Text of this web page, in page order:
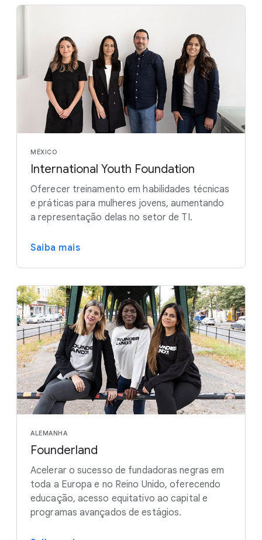
MÉXICO
International Youth Foundation
Oferecer treinamento em habilidades técnicas
e práticas para mulheres jovens, aumentando
a representação delas no setor de TI.
Saiba mais
ALEMANHA
Founderland
Acelerar o sucesso de fundadoras negras em
toda a Europa e no Reino Unido, oferecendo
educação, acesso equitativo ao capital e
programas avançados de estágios.